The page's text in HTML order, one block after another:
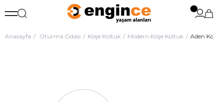
Anasayfa Oturma Odası Köşe Koltuk Modern Köşe Koltuk Aden